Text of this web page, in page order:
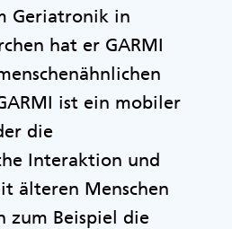
Geriatronik in
hat er GARMI
ist ein mobiler
die
Interaktion und
älteren Menschen
zum Beispiel die